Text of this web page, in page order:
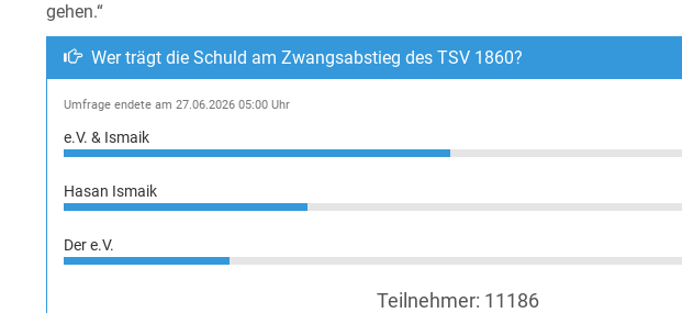
gehen.“
Wer trägt die Schuld am Zwangsabstieg des TSV 1860?
Umfrage endete am 27.06.2026 05:00 Uhr
e.V. & Ismaik
Hasan Ismaik
Der e.V.
Teilnehmer: 11186